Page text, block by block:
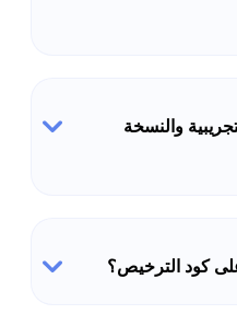
والنسخة
كود الترخيص؟
واستخدامه